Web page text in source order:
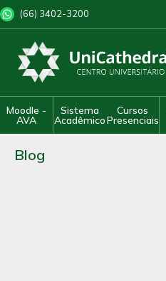
(66) 3402-3200
Moodle -
AVA
Sistema
Acadêmico
Cursos
Presenciais
Blog